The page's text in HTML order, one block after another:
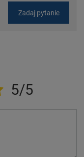
Zadaj pytanie
5/5